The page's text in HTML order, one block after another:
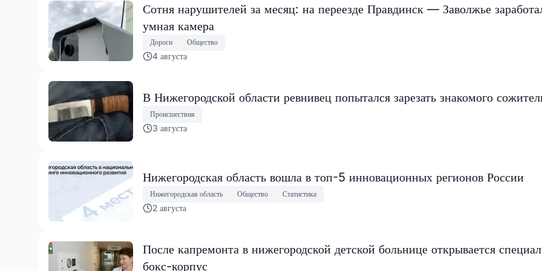
Сотня нарушителей за месяц: на переезде Правдинск — Заволжье
умная камера
Дороги Общество
4 августа
В Нижегородской области ревнивец попытался зарезать знакомого
Происшествия
3 августа
Нижегородская область вошла в топ-5 инновационных регионов России
Нижегородская область Общество Статистика
2 августа
После капремонта в нижегородской детской больнице открывается
бокс-корпус